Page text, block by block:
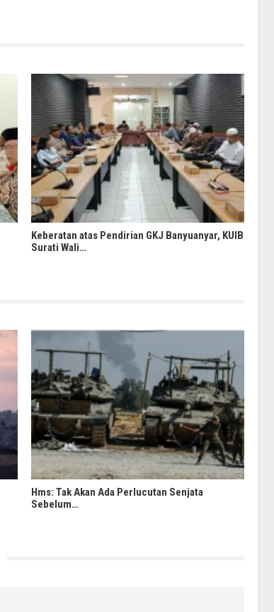
Keberatan atas Pendirian GKJ Banyuanyar, KUIB
Surati Wali…
Hms: Tak Akan Ada Perlucutan Senjata
Sebelum…